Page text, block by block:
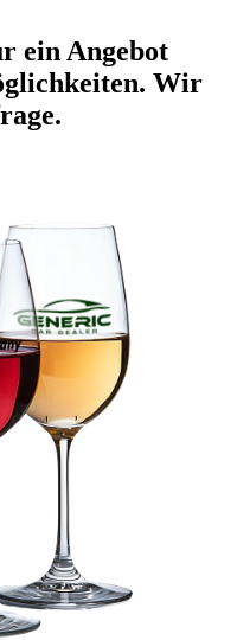
ein Angebot
Wir